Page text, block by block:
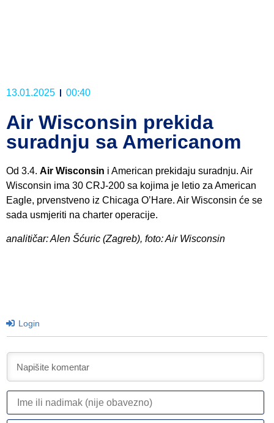
13.01.2025 00:40
Air Wisconsin prekida
suradnju sa Americanom
Od 3.4. Air Wisconsin i American prekidaju suradnju. Air
Wisconsin ima 30 CRJ-200 sa kojima je letio za American
Eagle, prvenstveno iz Chicaga O’Hare. Air Wisconsin će se
sada usmjeriti na charter operacije.
analitičar: Alen Šćuric (Zagreb), foto: Air Wisconsin
Login